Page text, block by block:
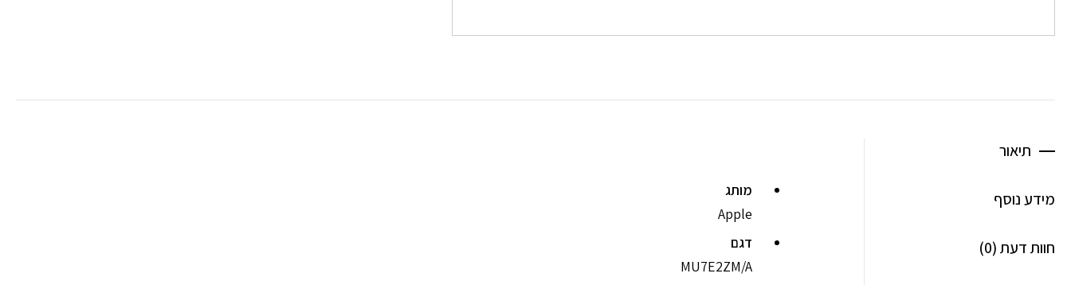
תיאור
מידע נוסף
חוות דעת (0)
מותג
Apple
דגם
MU7E2ZM/A